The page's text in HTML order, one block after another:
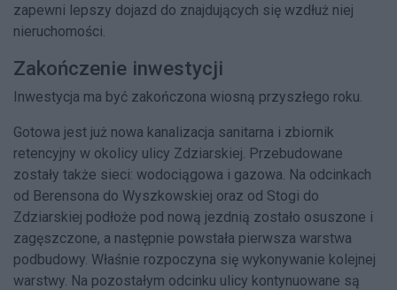
zapewni lepszy dojazd do znajdujących się wzdłuż niej
nieruchomości.
Zakończenie inwestycji
Inwestycja ma być zakończona wiosną przyszłego roku.
Gotowa jest już nowa kanalizacja sanitarna i zbiornik
retencyjny w okolicy ulicy Zdziarskiej. Przebudowane
zostały także sieci: wodociągowa i gazowa. Na odcinkach
od Berensona do Wyszkowskiej oraz od Stogi do
Zdziarskiej podłoże pod nową jezdnią zostało osuszone i
zagęszczone, a następnie powstała pierwsza warstwa
podbudowy. Właśnie rozpoczyna się wykonywanie kolejnej
warstwy. Na pozostałym odcinku ulicy kontynuowane są